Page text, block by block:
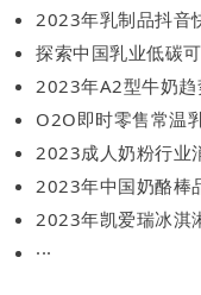
2023年乳制品抖音
探索中国乳业低碳
2023年A2型牛奶趋
O2O即时零售常温
2023成人奶粉行业
2023年中国奶酪棒
2023年凯爱瑞冰淇
···